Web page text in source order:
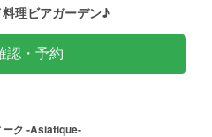
理ビアガーデン♪
認・予約
ク ‐Asiatique‐